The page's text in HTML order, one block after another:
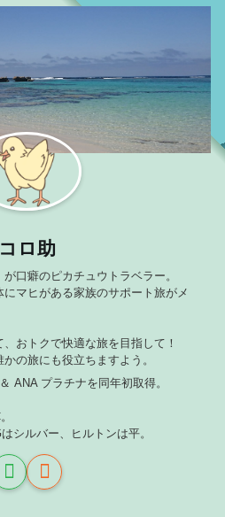
コロ助
口癖のピカチュウトラベラー。
マヒがある家族のサポート旅がメ
おトクで快適な旅を目指して！
の旅にも役立ちますよう。
ANA プラチナを同年初取得。
シルバー、ヒルトンは平。